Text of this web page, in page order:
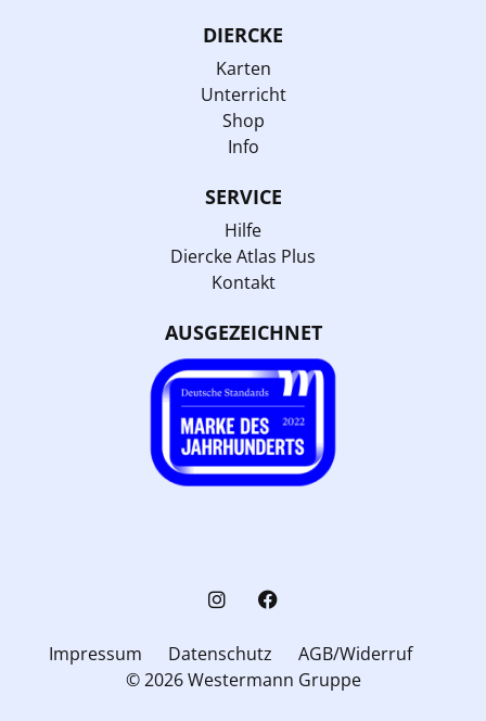
DIERCKE
Karten
Unterricht
Shop
Info
SERVICE
Hilfe
Diercke Atlas Plus
Kontakt
AUSGEZEICHNET
Impressum Datenschutz
AGB/Widerruf
© 2026 Westermann Gruppe